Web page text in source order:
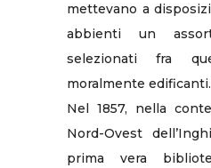
mettevano a
abbienti un
selezionati fra
moralmente edificanti.
Nel 1857, nella
Nord-Ovest
prima vera